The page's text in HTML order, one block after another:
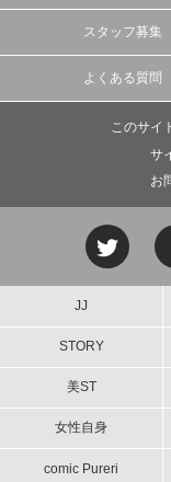
スタッフ募集
よくある質問
このサイ
サ
お
JJ
STORY
美ST
女性自身
comic Pureri